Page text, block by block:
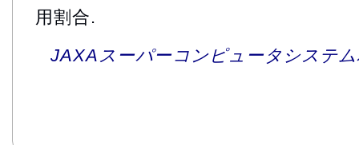
用割合.
JAXAスーパーコンピュータシステ